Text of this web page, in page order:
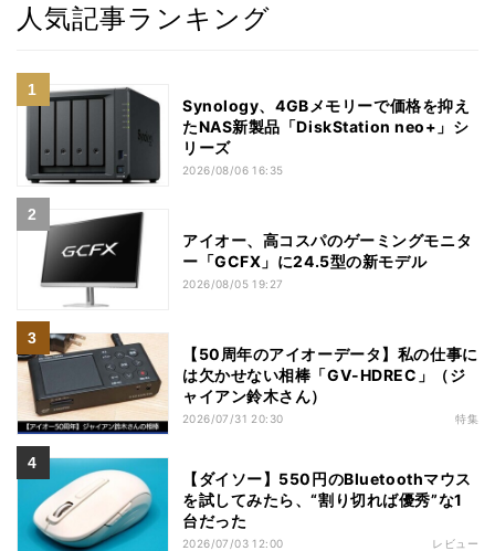
人気記事ランキング
Synology、4GBメモリーで価格を抑え
たNAS新製品「DiskStation neo+」シ
リーズ
2026/08/06 16:35
アイオー、高コスパのゲーミングモニタ
ー「GCFX」に24.5型の新モデル
2026/08/05 19:27
【50周年のアイオーデータ】私の仕事に
は欠かせない相棒「GV-HDREC」（ジ
ャイアン鈴木さん）
2026/07/31 20:30 特集
【ダイソー】550円のBluetoothマウス
を試してみたら、“割り切れば優秀”な1
台だった
2026/07/03 12:00 レビュー